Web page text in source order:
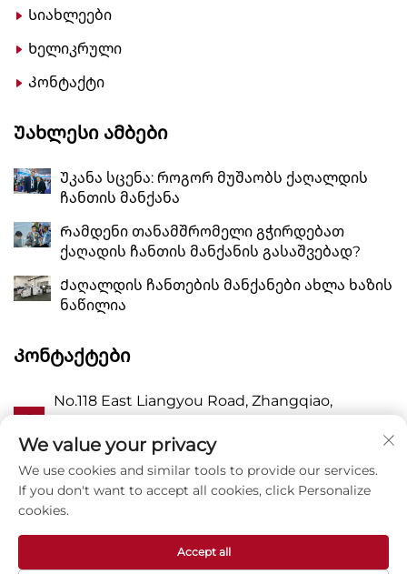
Სიახლეები
Ხელიკრული
Კონტაქტი
Უახლესი Ამბები
Უკანა სცენა: როგორ მუშაობს ქაღალდის
ჩანთის მანქანა
Რამდენი თანამშრომელი გჭირდებათ
ქაღადის ჩანთის მანქანის გასაშვებად?
Ქაღალდის ჩანთების მანქანები ახლა ხაზის
ნაწილია
Კონტაქტები
No.118 East Liangyou Road, Zhangqiao,
Zhejiang P.R. China 325409
Პ 8615988795434
We value your privacy
We use cookies and similar tools to provide our services.
If you don't want to accept all cookies, click Personalize
cookies.
Accept all